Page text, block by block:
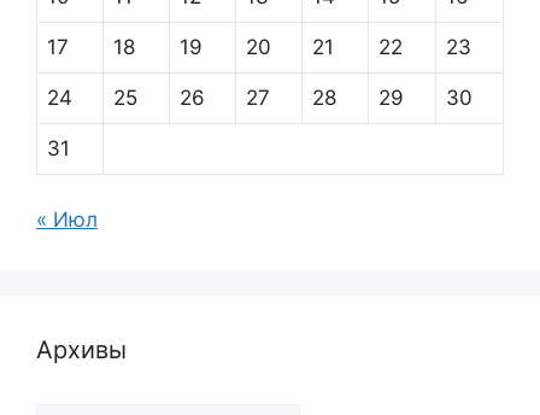
17 18 19 20 21 22 23
24 25 26 27 28 29 30
31
« Июл
Архивы